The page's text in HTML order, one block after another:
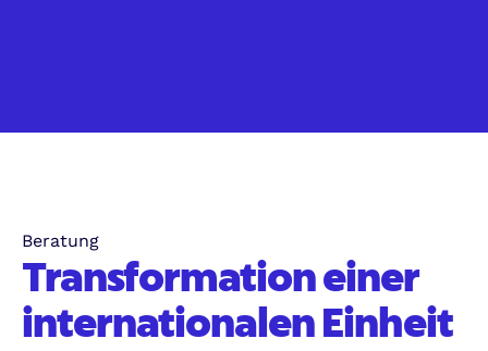
Beratung
Transformation einer
internationalen Einheit